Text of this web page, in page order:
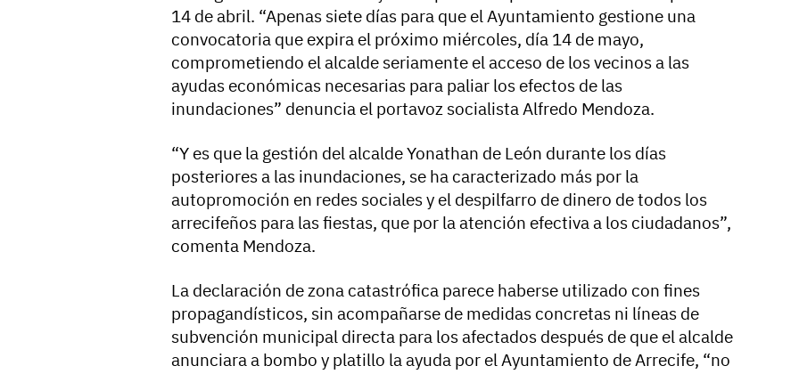
14 de abril. “Apenas siete días para que el Ayuntamiento gestione una
convocatoria que expira el próximo miércoles, día 14 de mayo,
comprometiendo el alcalde seriamente el acceso de los vecinos a las
ayudas económicas necesarias para paliar los efectos de las
inundaciones” denuncia el portavoz socialista Alfredo Mendoza.
“Y es que la gestión del alcalde Yonathan de León durante los días
posteriores a las inundaciones, se ha caracterizado más por la
autopromoción en redes sociales y el despilfarro de dinero de todos los
arrecifeños para las fiestas, que por la atención efectiva a los ciudadanos”,
comenta Mendoza.
La declaración de zona catastrófica parece haberse utilizado con fines
propagandísticos, sin acompañarse de medidas concretas ni líneas de
subvención municipal directa para los afectados después de que el alcalde
anunciara a bombo y platillo la ayuda por el Ayuntamiento de Arrecife, “no